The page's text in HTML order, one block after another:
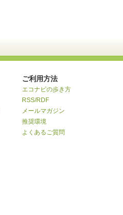
ご利用方法
エコナビの歩き方
RSS/RDF
メールマガジン
推奨環境
よくあるご質問